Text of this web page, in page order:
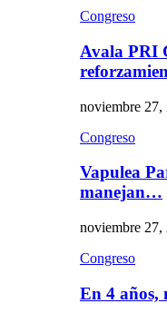
Congreso
Avala PRI
noviembre 27,
Congreso
Vapulea
manejan…
noviembre 27,
Congreso
En 4 años,